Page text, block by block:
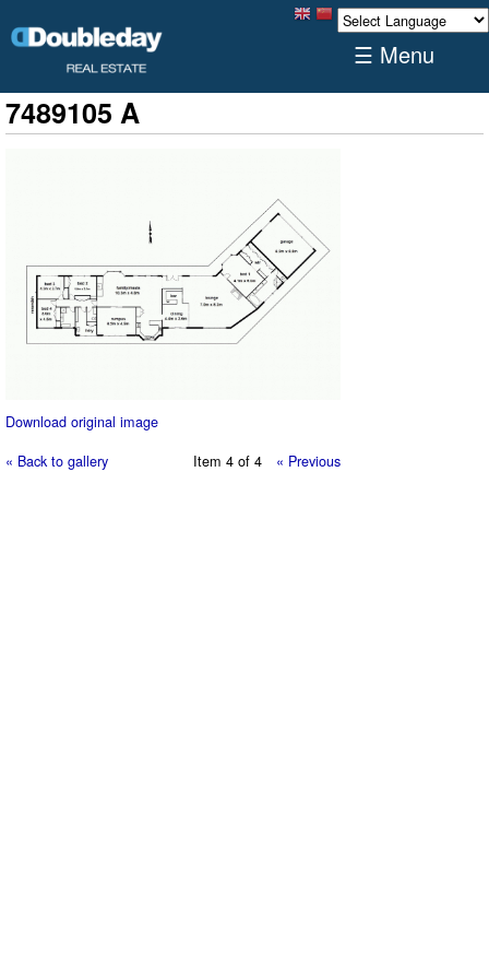
☰ Menu
7489105 A
Download original image
« Back to gallery
Item 4 of 4 « Previous